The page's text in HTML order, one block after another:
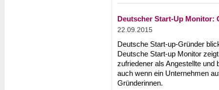
Deutscher Start-Up Monitor:
22.09.2015
Deutsche Start-up-Gründer
Deutsche Start-up Monitor
zufriedener als Angestellte und
auch wenn ein Unternehmen
Gründerinnen.